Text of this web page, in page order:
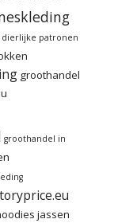
dierlijke patronen
groothandel
groothandel in
jassen